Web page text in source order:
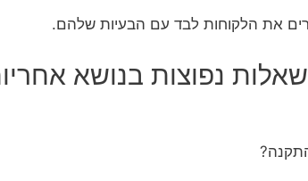
את הלקוחות לבד עם הבעיות שלהם.
נפוצות בנושא